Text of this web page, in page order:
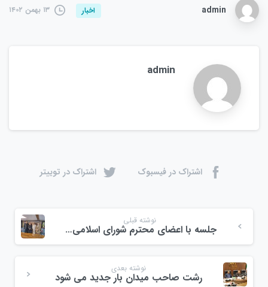
admin اخبار ۱۳ بهمن ۱۴۰۲
admin
اشتراک در فیسبوک اشتراک در توییتر
نوشته قبلی
جلسه با اعضای محترم شورای اسلامی شهرستان رشت
نوشته بعدی
رشت صاحب میدان بار جدید می شود